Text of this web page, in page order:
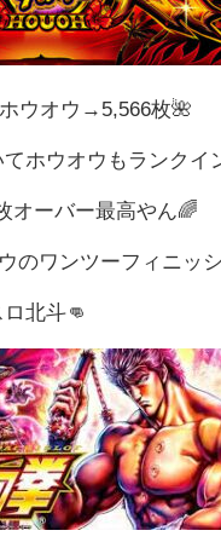
ウオウ→5,566枚🌺
ホウオウもランクイ
オーバー最高やん🌈
のワンツーフィニッ
北斗👊